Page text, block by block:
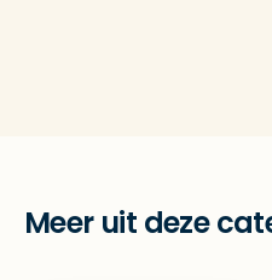
Meer uit deze